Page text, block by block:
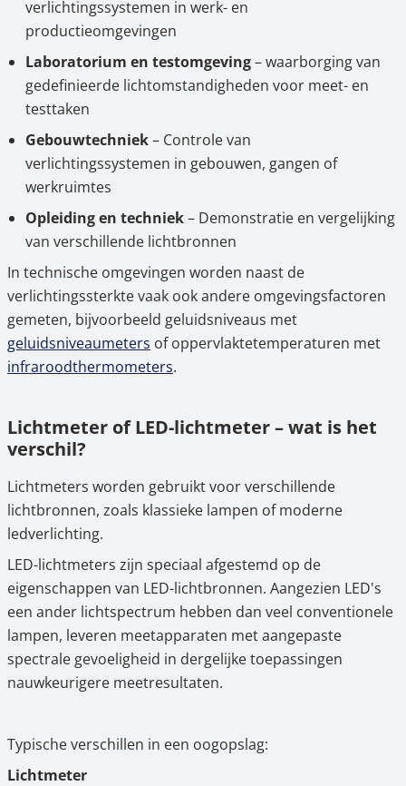
verlichtingssystemen in werk- en
productieomgevingen
Laboratorium en testomgeving– waarborging van
gedefinieerde lichtomstandigheden voor meet- en
testtaken
Gebouwtechniek– Controle van
verlichtingssystemen in gebouwen, gangen of
werkruimtes
Opleiding en techniek– Demonstratie en vergelijking
van verschillende lichtbronnen
In technische omgevingen worden naast de
verlichtingssterkte vaak ook andere omgevingsfactoren
gemeten, bijvoorbeeld geluidsniveaus met
geluidsniveaumeters of oppervlaktetemperaturen met
infraroodthermometers.
Lichtmeter of LED-lichtmeter – wat is het
verschil?
Lichtmeters worden gebruikt voor verschillende
lichtbronnen, zoals klassieke lampen of moderne
ledverlichting.
LED-lichtmeters zijn speciaal afgestemd op de
eigenschappen van LED-lichtbronnen. Aangezien LED's
een ander lichtspectrum hebben dan veel conventionele
lampen, leveren meetapparaten met aangepaste
spectrale gevoeligheid in dergelijke toepassingen
nauwkeurigere meetresultaten.
Typische verschillen in een oogopslag:
Lichtmeter